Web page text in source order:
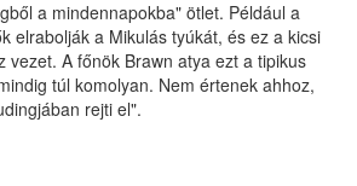
a mindennapokba" ötlet. Például a
elrabolják a Mikulás tyúkát, és ez a kicsi
A főnök Brawn atya ezt a tipikus
túl komolyan. Nem értenek ahhoz,
rejti el".